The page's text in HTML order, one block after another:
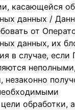
касающейся
данных /
от
данных, их
в случае, если
незаконно
обработки,